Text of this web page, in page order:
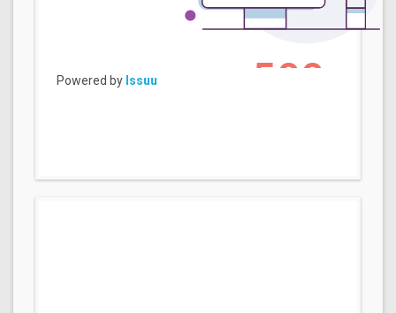
Powered by Issuu